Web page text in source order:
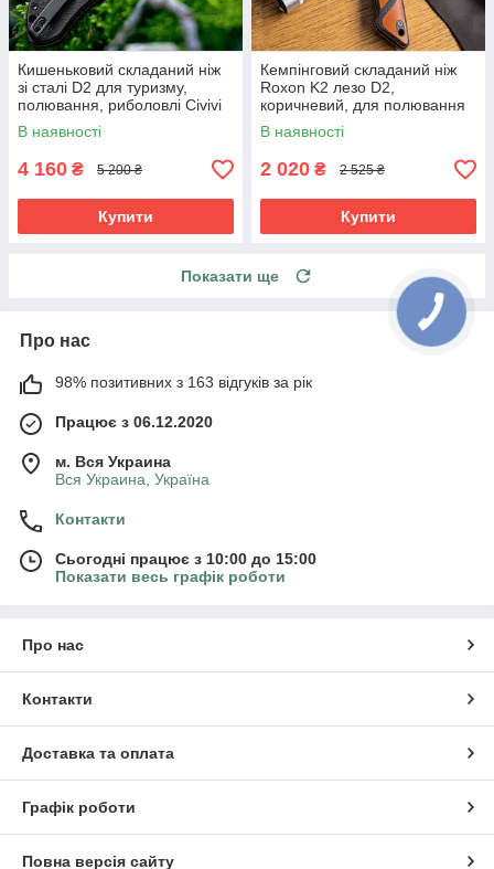
Кишеньковий складаний ніж
зі сталі D2 для туризму,
полювання, риболовлі Civivi
Gordo C22018C-1.
Мініатюрний і гострий
В наявності
4 160 ₴ 5 200 ₴
Купити
Кемпінговий складаний ніж
Roxon K2 лезо D2,
коричневий, для полювання
риболовлі та відпочинку на
природі
В наявності
2 020 ₴ 2 525 ₴
Купити
Показати ще
Про нас
98% позитивних з 163 відгуків за рік
Працює з 06.12.2020
м. Вся Украина
Вся Украина, Україна
Контакти
Сьогодні працює з 10:00 до 15:00
Показати весь графік роботи
Про нас
Контакти
Доставка та оплата
Графік роботи
Повна версія сайту